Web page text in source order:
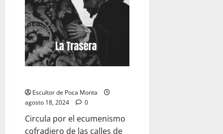
Escultor de Poca Monta
agosto 18, 2024
0
Circula por el ecumenismo
cofradiero de las calles de